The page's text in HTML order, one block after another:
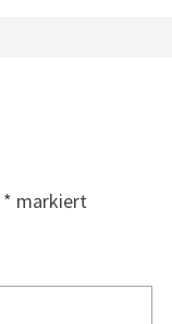
* markiert